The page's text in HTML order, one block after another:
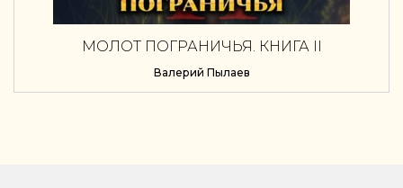
МОЛОТ ПОГРАНИЧЬЯ. КНИГА II
Валерий Пылаев